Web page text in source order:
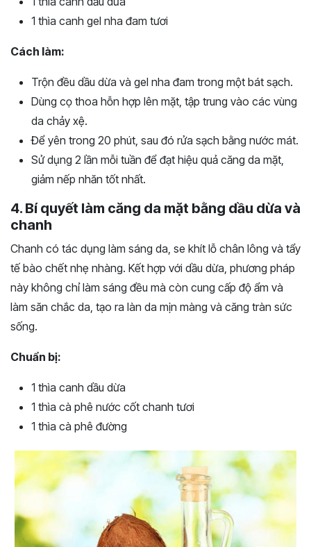
1 thìa canh gel nha đam tươi
Cách làm:
Trộn đều dầu dừa và gel nha đam trong một bát sạch.
Dùng cọ thoa hỗn hợp lên mặt, tập trung vào các vùng
da chảy xệ.
Để yên trong 20 phút, sau đó rửa sạch bằng nước mát.
Sử dụng 2 lần mỗi tuần để đạt hiệu quả căng da mặt,
giảm nếp nhăn tốt nhất.
4. Bí quyết làm căng da mặt bằng dầu dừa và
chanh
Chanh có tác dụng làm sáng da, se khít lỗ chân lông và tẩy
tế bào chết nhẹ nhàng. Kết hợp với dầu dừa, phương pháp
này không chỉ làm sáng đều mà còn cung cấp độ ẩm và
làm săn chắc da, tạo ra làn da mịn màng và căng tràn sức
sống.
Chuẩn bị:
1 thìa canh dầu dừa
1 thìa cà phê nước cốt chanh tươi
1 thìa cà phê đường